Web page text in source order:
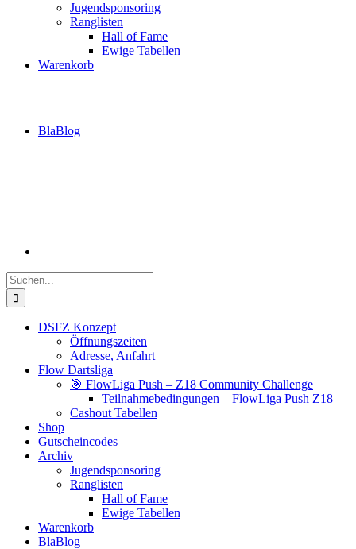
Jugendsponsoring
Ranglisten
Hall of Fame
Ewige Tabellen
Warenkorb
BlaBlog
Suche
nach:
DSFZ Konzept
Öffnungszeiten
Adresse, Anfahrt
Flow Dartsliga
🎯 FlowLiga Push – Z18 Community Challenge
Teilnahmebedingungen – FlowLiga Push Z18
Cashout Tabellen
Shop
Gutscheincodes
Archiv
Jugendsponsoring
Ranglisten
Hall of Fame
Ewige Tabellen
Warenkorb
BlaBlog